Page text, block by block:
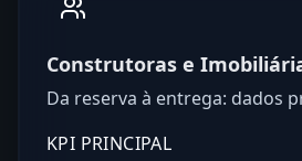
Construtoras e
Da reserva à entrega: dados
KPI PRINCIPAL